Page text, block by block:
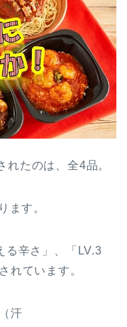
たのは、全4品。
ます。
る辛さ」、「LV.3
れています。
汗